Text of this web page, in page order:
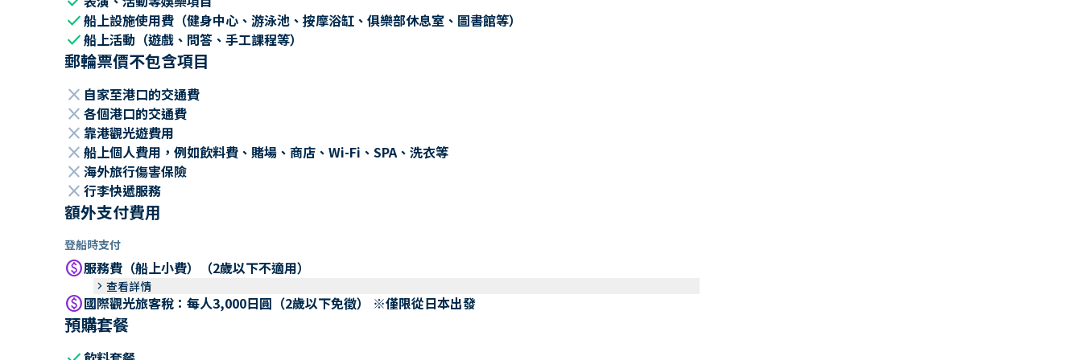
check船上設施使用費（健身中心、游泳池、按摩浴缸、俱樂部休息室、圖書館等）
check船上活動（遊戲、問答、手工課程等）
郵輪票價不包含項目
close 自家至港口的交通費
close 各個港口的交通費
close 靠港觀光遊費用
close 船上個人費用，例如飲料費、賭場、商店、Wi-Fi、SPA、洗衣等
close 海外旅行傷害保險
close 行李快遞服務
額外支付費用
登船時支付
paid服務費（船上小費）（2歲以下不適用）
keyboard_arrow_right 查看詳情
paid國際觀光旅客稅：每人3,000日圓（2歲以下免徵） ※僅限從日本出發
預購套餐